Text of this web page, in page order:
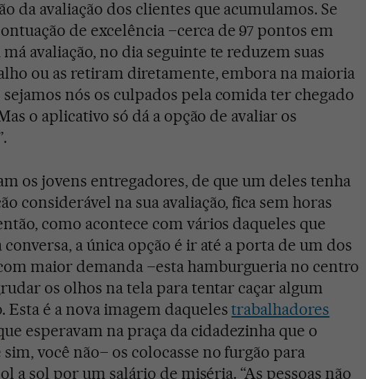
da avaliação dos clientes que acumulamos. Se
de excelência –cerca de 97 pontos em
avaliação, no dia seguinte te reduzem suas
ou as retiram diretamente, embora na maioria
sejamos nós os culpados pela comida ter chegado
o aplicativo só dá a opção de avaliar os
os jovens entregadores, de que um deles tenha
considerável na sua avaliação, fica sem horas
como acontece com vários daqueles que
a única opção é ir até a porta de um dos
maior demanda –esta hamburgueria no centro
os olhos na tela para tentar caçar algum
Esta é a nova imagem daquelestrabalhadores
esperavam na praça da cidadezinha que o
sim, você não– os colocasse no furgão para
a sol por um salário de miséria. “As pessoas não